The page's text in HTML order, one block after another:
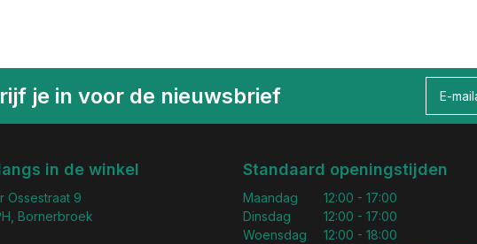
je in voor de nieuwsbrief
in de winkel
Ossestraat 9
Bornerbroek
Standaard openingstijden
Maandag
Dinsdag
Woensdag
12:00 - 17:00
12:00 - 17:00
12:00 - 18:00